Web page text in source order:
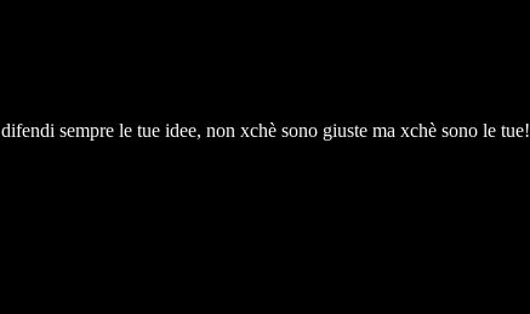
difendi sempre le tue idee, non xchè sono giuste ma xchè sono le tue!